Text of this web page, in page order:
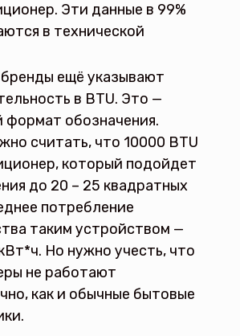
Эти данные в 99%
в технической
ещё указывают
в BTU. Это —
формат обозначения.
считать, что 10000 BTU
который подойдет
до 20 – 25 квадратных
потребление
таким устройством —
Но нужно учесть, что
не работают
как и обычные бытовые